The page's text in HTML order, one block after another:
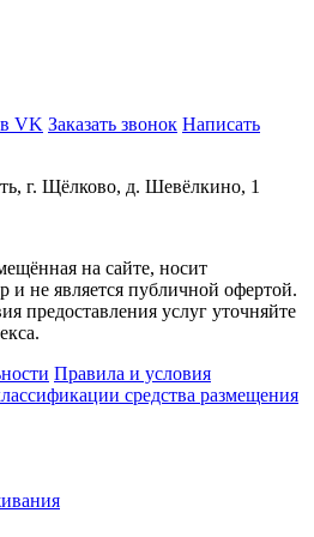
VK Заказать звонок Написать
г. Щёлково, д. Шевёлкино, 1
на сайте, носит
и не является публичной офертой.
предоставления услуг уточняйте
Правила и условия
средства размещения